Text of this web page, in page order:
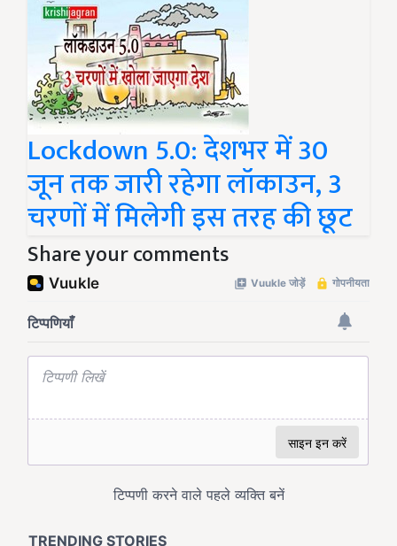
Lockdown 5.0: देशभर में 30
जून तक जारी रहेगा लॉकाउन, 3
चरणों में मिलेगी इस तरह की छूट
Share your comments